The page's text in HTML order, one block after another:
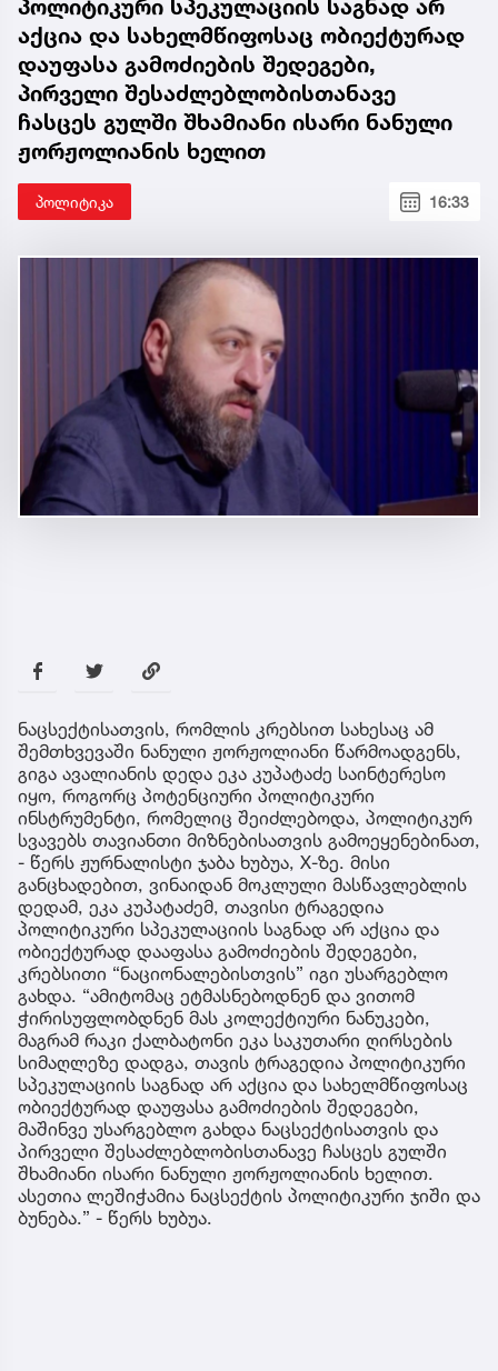
პოლიტიკური სპეკულაციის საგნად არ
აქცია და სახელმწიფოსაც ობიექტურად
დაუფასა გამოძიების შედეგები,
პირველი შესაძლებლობისთანავე
ჩასცეს გულში შხამიანი ისარი ნანული
ჟორჟოლიანის ხელით
პოლიტიკა 16:33
ნაცსექტისათვის, რომლის კრებსით სახესაც ამ
შემთხვევაში ნანული ჟორჟოლიანი წარმოადგენს,
გიგა ავალიანის დედა ეკა კუპატაძე საინტერესო
იყო, როგორც პოტენციური პოლიტიკური
ინსტრუმენტი, რომელიც შეიძლებოდა, პოლიტიკურ
სვავებს თავიანთი მიზნებისათვის გამოეყენებინათ,
- წერს ჟურნალისტი ჯაბა ხუბუა, X-ზე. მისი
განცხადებით, ვინაიდან მოკლული მასწავლებლის
დედამ, ეკა კუპატაძემ, თავისი ტრაგედია
პოლიტიკური სპეკულაციის საგნად არ აქცია და
ობიექტურად დააფასა გამოძიების შედეგები,
კრებსითი “ნაციონალებისთვის” იგი უსარგებლო
გახდა. “ამიტომაც ეტმასნებოდნენ და ვითომ
ჭირისუფლობდნენ მას კოლექტიური ნანუკები,
მაგრამ რაკი ქალბატონი ეკა საკუთარი ღირსების
სიმაღლეზე დადგა, თავის ტრაგედია პოლიტიკური
სპეკულაციის საგნად არ აქცია და სახელმწიფოსაც
ობიექტურად დაუფასა გამოძიების შედეგები,
მაშინვე უსარგებლო გახდა ნაცსექტისათვის და
პირველი შესაძლებლობისთანავე ჩასცეს გულში
შხამიანი ისარი ნანული ჟორჟოლიანის ხელით.
ასეთია ლეშიჭამია ნაცსექტის პოლიტიკური ჯიში და
ბუნება.” - წერს ხუბუა.